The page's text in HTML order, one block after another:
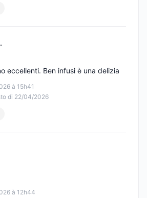
à 15h41
di 22/04/2026
eccellenti. Ben infusi è una delizia
à 12h44